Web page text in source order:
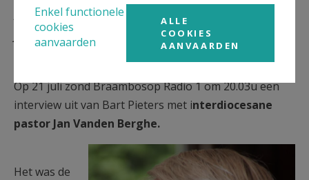
Leer de emeritus interdiocesane
pastor Jan Vanden Berghe beter
kennen
Op 21 juli zond Braambosop Radio 1 om 20.03u een
interview uit van Bart Pieters met interdiocesane
pastor Jan Vanden Berghe.
Jan Van den Berghe s.JPG
Het was de
Enkel functionele
cookies
aanvaarden
ALLE
COOKIES
AANVAARDEN